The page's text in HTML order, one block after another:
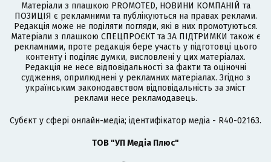
Матеріали з плашкою PROMOTED, НОВИНИ КОМПАНІЙ та
ПОЗИЦІЯ є рекламними та публікуються на правах реклами.
Редакція може не поділяти погляди, які в них промотуються.
Матеріали з плашкою СПЕЦПРОЄКТ та ЗА ПІДТРИМКИ також є
рекламними, проте редакція бере участь у підготовці цього
контенту і поділяє думки, висловлені у цих матеріалах.
Редакція не несе відповідальності за факти та оціночні
судження, оприлюднені у рекламних матеріалах. Згідно з
українським законодавством відповідальність за зміст
реклами несе рекламодавець.
Cубєкт у сфері онлайн-медіа; ідентифікатор медіа - R40-02163.
ТОВ "УП Медіа Плюс"